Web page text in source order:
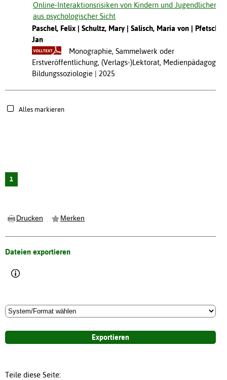
Online-Interaktionsrisiken von Kindern und Jugendlichen
aus psychologischer Sicht
Paschel, Felix
Schultz, Mary Salisch, Maria von
Pfetsch,
Jan
Monographie, Sammelwerk oder
Erstveröffentlichung, (Verlags-)Lektorat, Medienpädagogik,
Bildungssoziologie
2025
Alles markieren
1
Drucken Merken
Dateien exportieren
Teile diese Seite: